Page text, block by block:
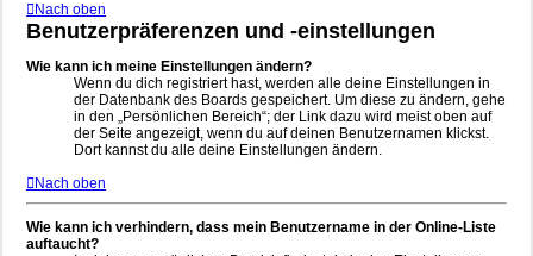
Nach oben
Benutzerpräferenzen und -einstellungen
Wie kann ich meine Einstellungen ändern?
Wenn du dich registriert hast, werden alle deine Einstellungen in
der Datenbank des Boards gespeichert. Um diese zu ändern, gehe
in den „Persönlichen Bereich“; der Link dazu wird meist oben auf
der Seite angezeigt, wenn du auf deinen Benutzernamen klickst.
Dort kannst du alle deine Einstellungen ändern.
Nach oben
Wie kann ich verhindern, dass mein Benutzername in der Online-Liste
auftaucht?